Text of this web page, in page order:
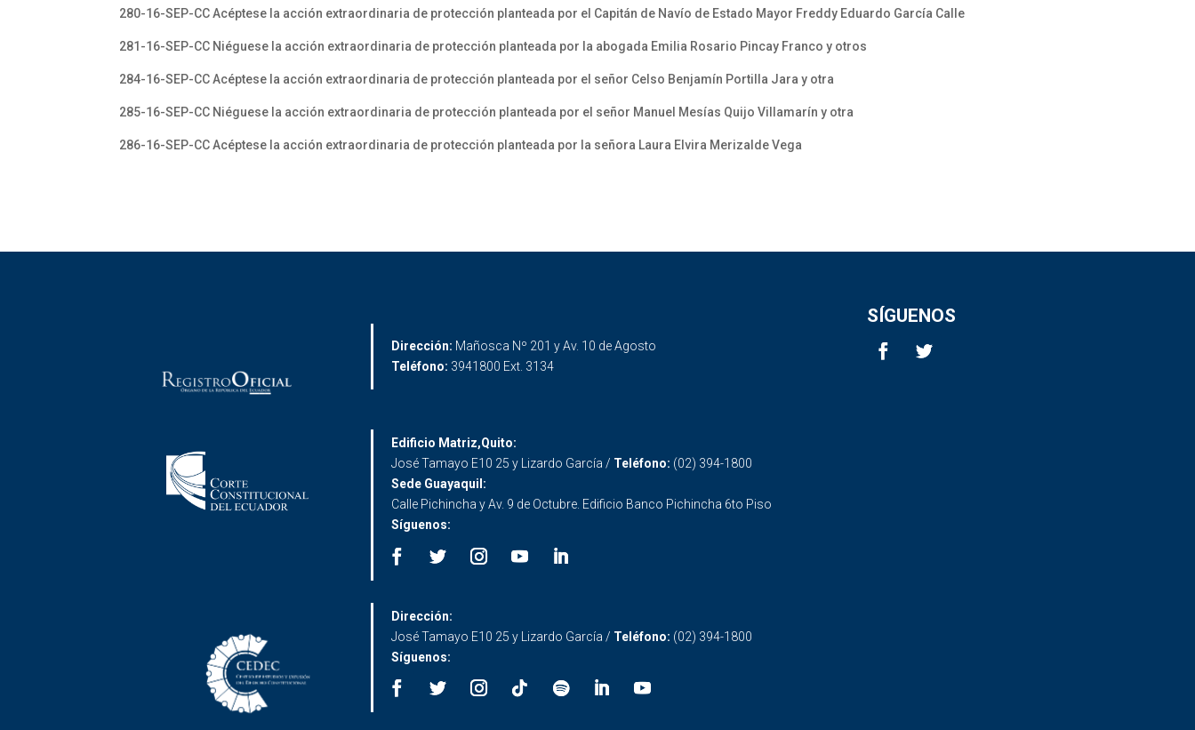
280-16-SEP-CC Acéptese la acción extraordinaria de protección planteada por el Capitán de Navío de Estado Mayor Freddy Eduardo García Calle
281-16-SEP-CC Niéguese la acción extraordinaria de protección planteada por la abogada Emilia Rosario Pincay Franco y otros
284-16-SEP-CC Acéptese la acción extraordinaria de protección planteada por el señor Celso Benjamín Portilla Jara y otra
285-16-SEP-CC Niéguese la acción extraordinaria de protección planteada por el señor Manuel Mesías Quijo Villamarín y otra
286-16-SEP-CC Acéptese la acción extraordinaria de protección planteada por la señora Laura Elvira Merizalde Vega
Dirección: Mañosca Nº 201 y Av. 10 de Agosto
Teléfono: 3941800 Ext. 3134
SÍGUENOS
Edificio Matriz,Quito:
José Tamayo E10 25 y Lizardo García / Teléfono: (02) 394-1800
Sede Guayaquil:
Calle Pichincha y Av. 9 de Octubre. Edificio Banco Pichincha 6to Piso
Síguenos:
Dirección:
José Tamayo E10 25 y Lizardo García / Teléfono: (02) 394-1800
Síguenos: